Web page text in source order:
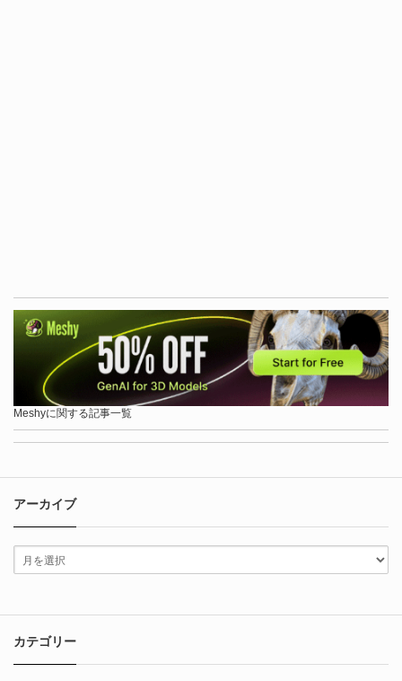
Meshyに関する記事一覧
アーカイブ
カテゴリー